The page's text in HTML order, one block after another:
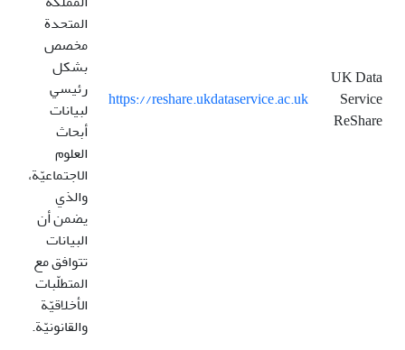
UK Data
Service
ReShare
https://reshare.ukdataservice.ac.uk
المتحدة
مخصص
بشكل
رئيسي
لبيانات
أبحاث
العلوم
الاجتماعيّة،
والذي
يضمن أن
البيانات
تتوافق مع
المتطلّبات
الأخلاقيّة
والقانونيّة.